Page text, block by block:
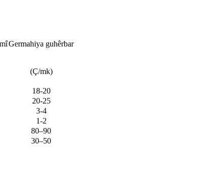
Germahiya guhêrbar
(Ç/mk)
18-20
20-25
3-4
1-2
80–90
30–50